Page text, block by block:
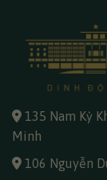
135 Nam Kỳ
Minh
106 Nguyễn